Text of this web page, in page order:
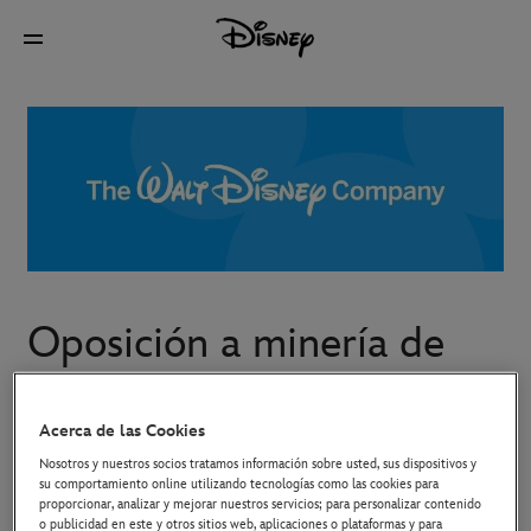
Oposición a minería de
Los productos y contenidos Disney disponibles en nuestros
sitios web y otros servicios digitales y en línea se facilitan a
Acerca de las Cookies
Nosotros y nuestros socios tratamos información sobre usted, sus dispositivos y
su comportamiento online utilizando tecnologías como las cookies para
proporcionar, analizar y mejorar nuestros servicios; para personalizar contenido
o publicidad en este y otros sitios web, aplicaciones o plataformas y para